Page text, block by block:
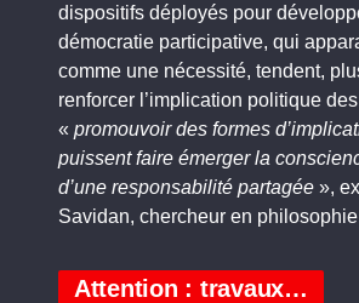
dispositifs déployés pour
démocratie participative, qui
comme une nécessité, tendent,
renforcer l’implication politique
« promouvoir des formes
puissent faire émerger la
d’une responsabilité partagée »,
Savidan, chercheur en
Attention : travaux…